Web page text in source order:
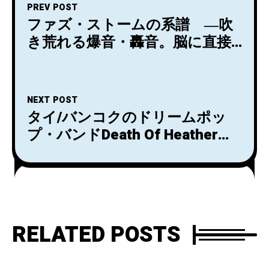
PREV POST
ファズ・ストームの系譜 ―吹
き荒れる爆音・轟音。脳に直接
NEXT POST
タイ/バンコクのドリームポッ
プ・バンドDeath Of Heatherが
Heather」をリリース！
RELATED POSTS